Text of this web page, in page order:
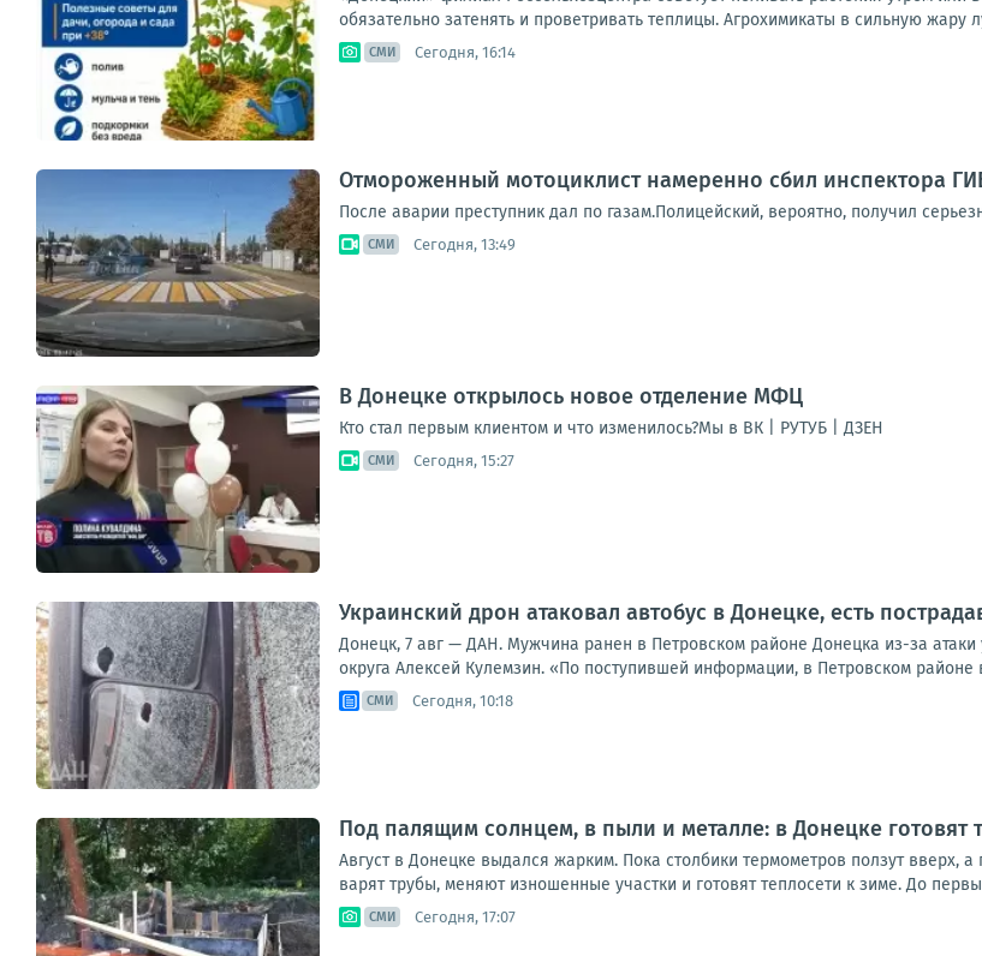
обязательно затенять и проветривать теплицы. Агрохимикаты в сильную жару
СМИ Сегодня, 16:14
Отмороженный мотоциклист намеренно сбил инспектора
После аварии преступник дал по газам.Полицейский, вероятно, получил
СМИ Сегодня, 13:49
В Донецке открылось новое отделение МФЦ
Кто стал первым клиентом и что изменилось?Мы в ВК | РУТУБ | ДЗЕН
СМИ Сегодня, 15:27
Украинский дрон атаковал автобус в Донецке, есть
Донецк, 7 авг — ДАН. Мужчина ранен в Петровском районе Донецка из-за
округа Алексей Кулемзин. «По поступившей информации, в Петровском районе
СМИ Сегодня, 10:18
Под палящим солнцем, в пыли и металле: в Донецке готовят
Август в Донецке выдался жарким. Пока столбики термометров ползут
варят трубы, меняют изношенные участки и готовят теплосети к зиме. До
СМИ Сегодня, 17:07